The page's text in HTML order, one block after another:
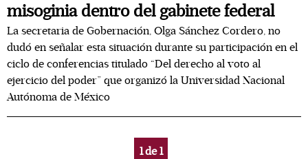
misoginia dentro del gabinete federal
La secretaria de Gobernación, Olga Sánchez Cordero, no
dudó en señalar esta situación durante su participación en el
ciclo de conferencias titulado “Del derecho al voto al
ejercicio del poder” que organizó la Universidad Nacional
Autónoma de México
1de1